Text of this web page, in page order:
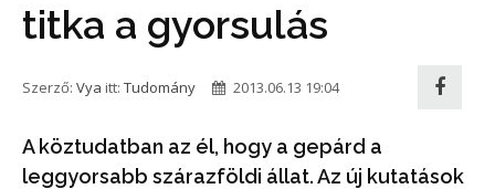
titka a gyorsulás
Szerző: Vya itt: Tudomány 2013.06.13 19:04
A köztudatban az él, hogy a gepárd a
leggyorsabb szárazföldi állat. Az új kutatások